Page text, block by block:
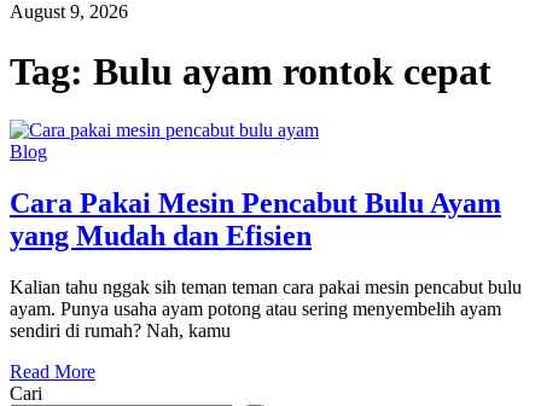
August 9, 2026
Tag: Bulu ayam rontok cepat
Blog
Cara Pakai Mesin Pencabut Bulu Ayam
yang Mudah dan Efisien
Kalian tahu nggak sih teman teman cara pakai mesin pencabut bulu
ayam. Punya usaha ayam potong atau sering menyembelih ayam
sendiri di rumah? Nah, kamu
Read More
Cari